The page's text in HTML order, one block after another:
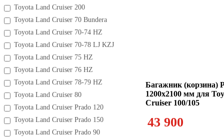
Toyota Land Cruiser 200
Toyota Land Cruiser 70 Bundera
Toyota Land Cruiser 70-74 HZ
Toyota Land Cruiser 70-78 LJ KZJ
Toyota Land Cruiser 75 HZ
Toyota Land Cruiser 76 HZ
Toyota Land Cruiser 78-79 HZ
Toyota Land Cruiser 80
Toyota Land Cruiser Prado 120
Toyota Land Cruiser Prado 150
Toyota Land Cruiser Prado 90
Багажник (корзина)
1200х2100 мм для
Cruiser 100/105
43 900